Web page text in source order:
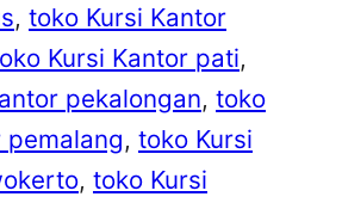
, toko Kursi Kantor
Kursi Kantor pati
pekalongan, toko
pemalang, toko Kursi
, toko Kursi